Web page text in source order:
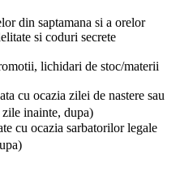
din saptamana si a orelor
si coduri secrete
lichidari de stoc/materii
cu ocazia zilei de nastere sau
inainte, dupa)
cu ocazia sarbatorilor legale